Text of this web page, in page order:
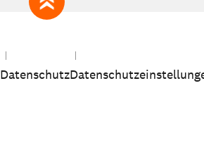
zum Seitenanfang
Datenschutz